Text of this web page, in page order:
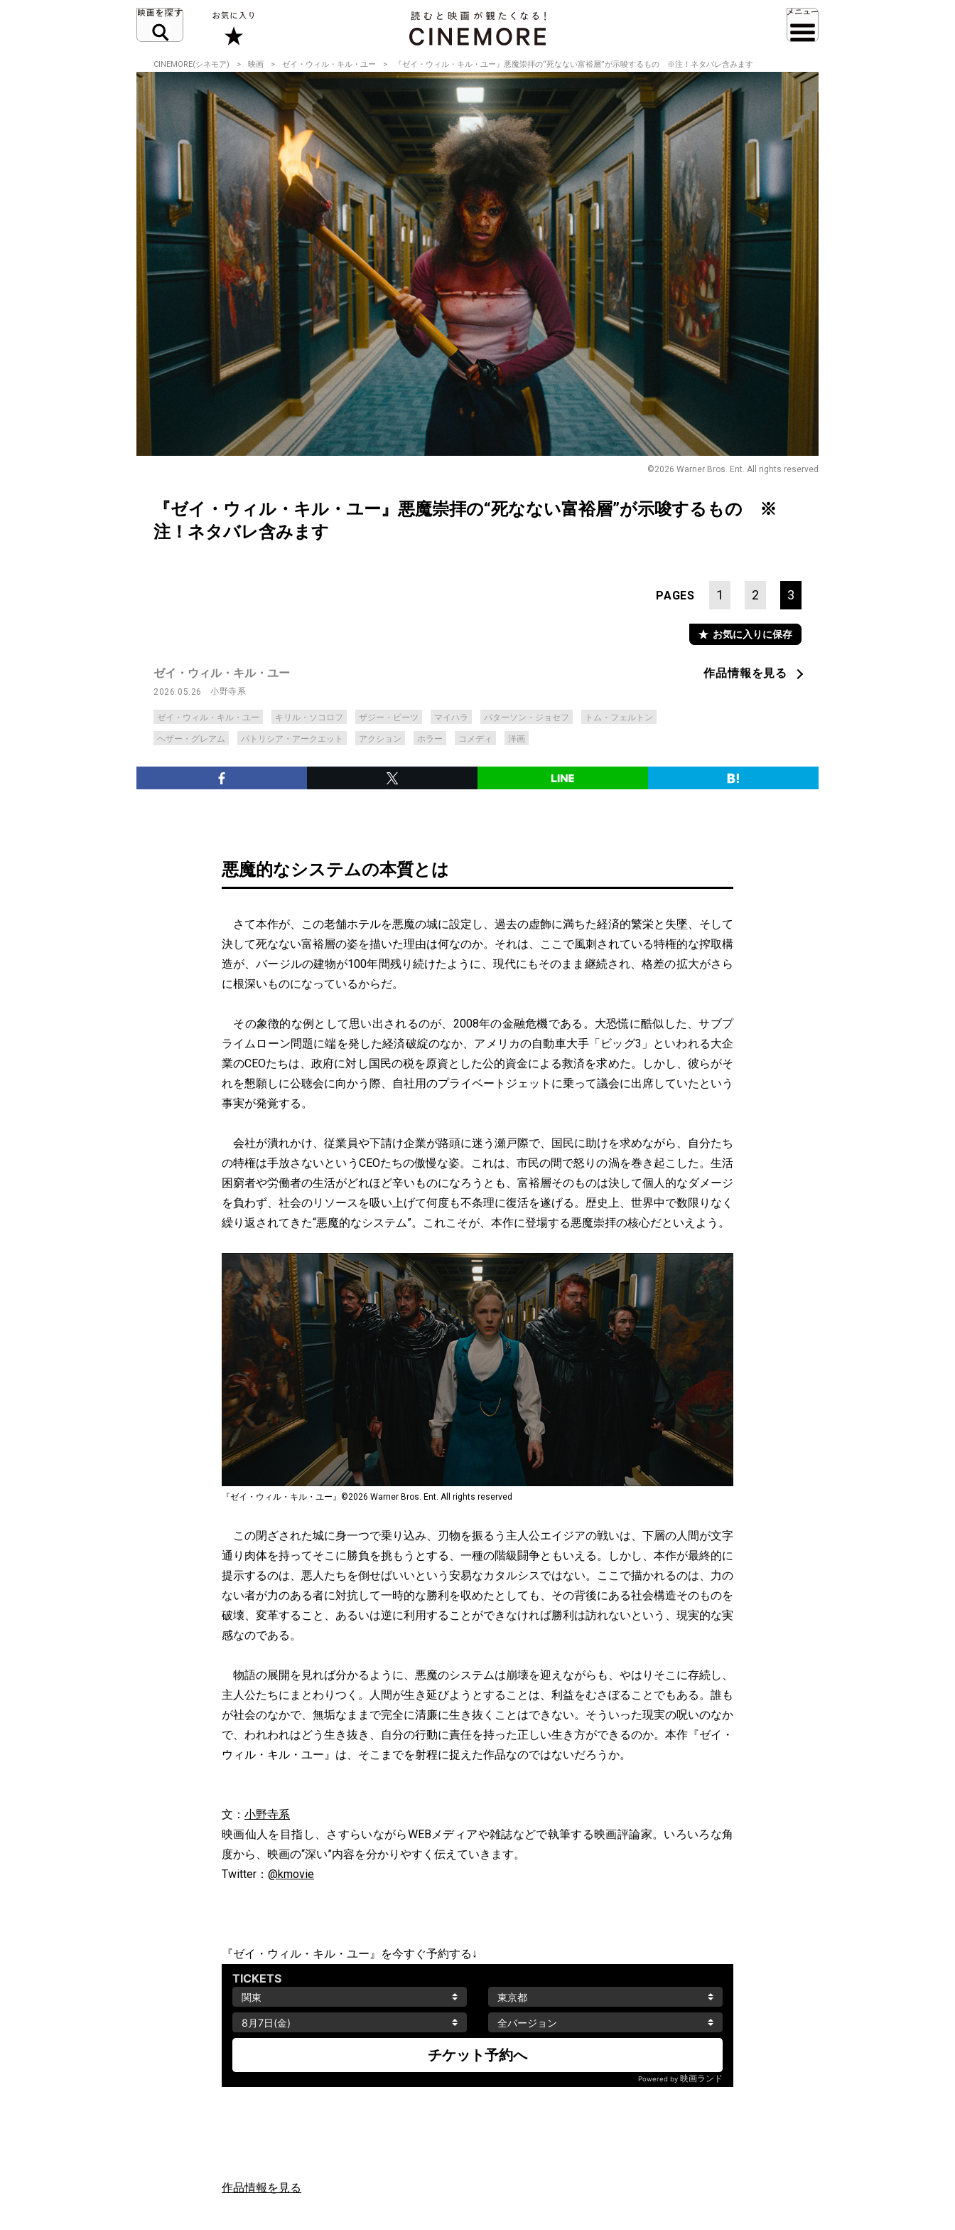
CINEMORE(シネモア) 映画 ゼイ・ウィル・キル・ユー 『ゼイ・ウィル・キル・ユー』悪魔崇拝の“死なない富裕層”が示唆するもの ※注！ネタバレ含みます
©2026 Warner Bros. Ent. All rights reserved
『ゼイ・ウィル・キル・ユー』悪魔崇拝の“死なない富裕層”が示唆するもの ※
注！ネタバレ含みます
PAGES 1 2 3
お気に入りに保存
ゼイ・ウィル・キル・ユー
2026.05.26 小野寺系
ゼイ・ウィル・キル・ユー キリル・ソコロフ ザジー・ビーツ マイハラ パターソン・ジョセフ トム・フェルトン
ヘザー・グレアム パトリシア・アークエット アクション ホラー コメディ 洋画
作品情報を見る
悪魔的なシステムの本質とは
さて本作が、この老舗ホテルを悪魔の城に設定し、過去の虚飾に満ちた経済的繁栄と失墜、そして
決して死なない富裕層の姿を描いた理由は何なのか。それは、ここで風刺されている特権的な搾取構
造が、バージルの建物が100年間残り続けたように、現代にもそのまま継続され、格差の拡大がさら
に根深いものになっているからだ。
その象徴的な例として思い出されるのが、2008年の金融危機である。大恐慌に酷似した、サブプ
ライムローン問題に端を発した経済破綻のなか、アメリカの自動車大手「ビッグ3」といわれる大企
業のCEOたちは、政府に対し国民の税を原資とした公的資金による救済を求めた。しかし、彼らがそ
れを懇願しに公聴会に向かう際、自社用のプライベートジェットに乗って議会に出席していたという
事実が発覚する。
会社が潰れかけ、従業員や下請け企業が路頭に迷う瀬戸際で、国民に助けを求めながら、自分たち
の特権は手放さないというCEOたちの傲慢な姿。これは、市民の間で怒りの渦を巻き起こした。生活
困窮者や労働者の生活がどれほど辛いものになろうとも、富裕層そのものは決して個人的なダメージ
を負わず、社会のリソースを吸い上げて何度も不条理に復活を遂げる。歴史上、世界中で数限りなく
繰り返されてきた“悪魔的なシステム”。これこそが、本作に登場する悪魔崇拝の核心だといえよう。
『ゼイ・ウィル・キル・ユー』©2026 Warner Bros. Ent. All rights reserved
この閉ざされた城に身一つで乗り込み、刃物を振るう主人公エイジアの戦いは、下層の人間が文字
通り肉体を持ってそこに勝負を挑もうとする、一種の階級闘争ともいえる。しかし、本作が最終的に
提示するのは、悪人たちを倒せばいいという安易なカタルシスではない。ここで描かれるのは、力の
ない者が力のある者に対抗して一時的な勝利を収めたとしても、その背後にある社会構造そのものを
破壊、変革すること、あるいは逆に利用することができなければ勝利は訪れないという、現実的な実
感なのである。
物語の展開を見れば分かるように、悪魔のシステムは崩壊を迎えながらも、やはりそこに存続し、
主人公たちにまとわりつく。人間が生き延びようとすることは、利益をむさぼることでもある。誰も
が社会のなかで、無垢なままで完全に清廉に生き抜くことはできない。そういった現実の呪いのなか
で、われわれはどう生き抜き、自分の行動に責任を持った正しい生き方ができるのか。本作『ゼイ・
ウィル・キル・ユー』は、そこまでを射程に捉えた作品なのではないだろうか。
文： 小野寺系
映画仙人を目指し、さすらいながらWEBメディアや雑誌などで執筆する映画評論家。いろいろな角
度から、映画の“深い”内容を分かりやすく伝えていきます。
Twitter： @kmovie
『ゼイ・ウィル・キル・ユー』を今すぐ予約する↓
作品情報を見る